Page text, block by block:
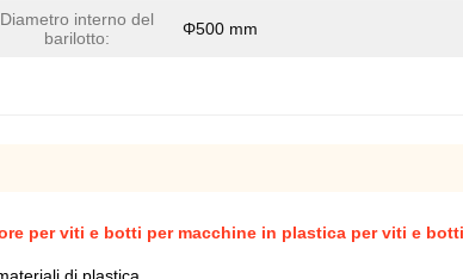
Diametro interno del
barilotto:
Φ500 mm
per viti e botti per macchine in plastica per viti e botti